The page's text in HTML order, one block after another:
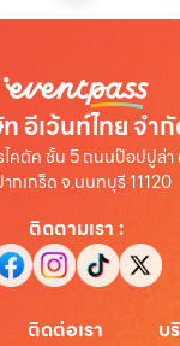
อีเว้นท์ไทย จำ
ไคตัค ชั้น 5 ถนนป๊อปปูล่า
กเกร็ด จ.นนทบุรี 11120
ติดตามเรา :
ติดต่อเรา บ